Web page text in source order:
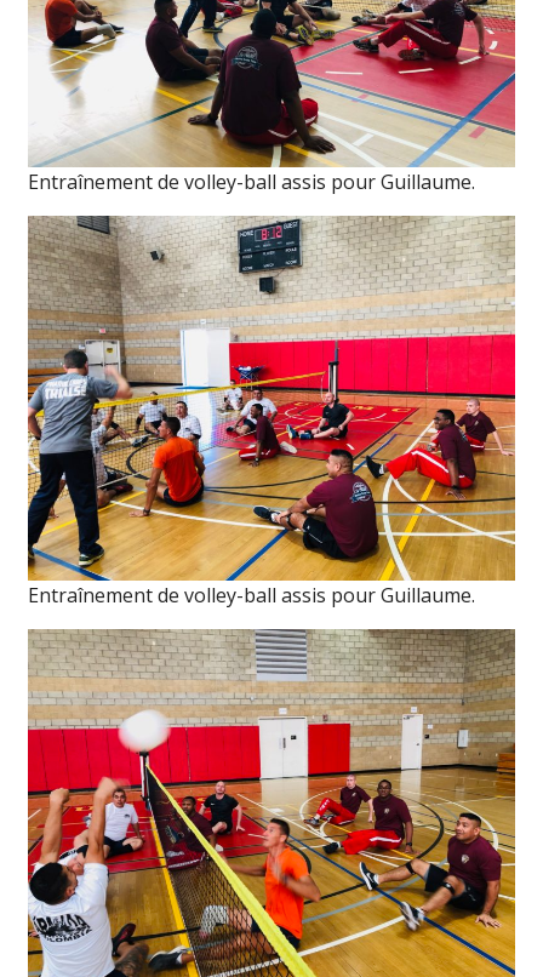
Entraînement de volley-ball assis pour Guillaume.
Entraînement de volley-ball assis pour Guillaume.